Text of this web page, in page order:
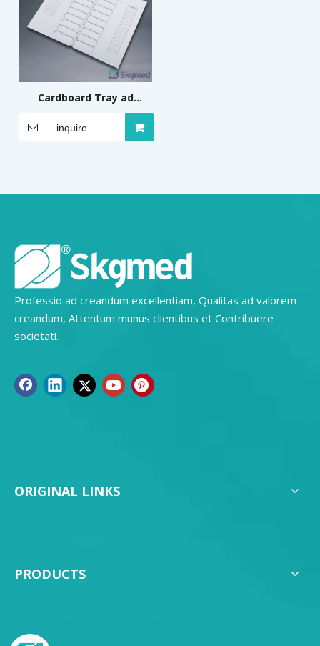
Cardboard Tray ad
Microscopium Medii Aevi
20 Place
inquire
Professio ad creandum excellentiam, Qualitas ad valorem
creandum, Attentum munus clientibus et Contribuere
societati.
ORIGINAL LINKS
PRODUCTS